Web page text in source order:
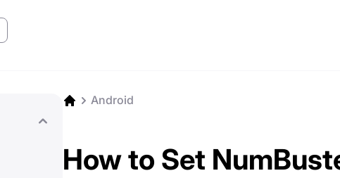
Android
How to Set